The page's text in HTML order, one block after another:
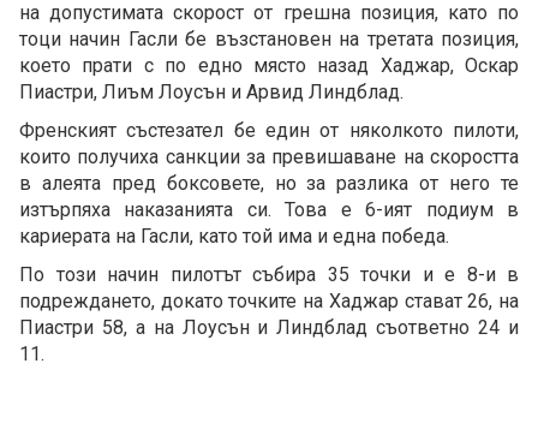
на допустимата скорост от грешна позиция, като по
тоци начин Гасли бе възстановен на третата позиция,
което прати с по едно място назад Хаджар, Оскар
Пиастри, Лиъм Лоусън и Арвид Линдблад.
Френският състезател бе един от няколкото пилоти,
които получиха санкции за превишаване на скоростта
в алеята пред боксовете, но за разлика от него те
изтърпяха наказанията си. Това е 6-ият подиум в
кариерата на Гасли, като той има и една победа.
По този начин пилотът събира 35 точки и е 8-и в
подреждането, докато точките на Хаджар стават 26, на
Пиастри 58, а на Лоусън и Линдблад съответно 24 и
11.